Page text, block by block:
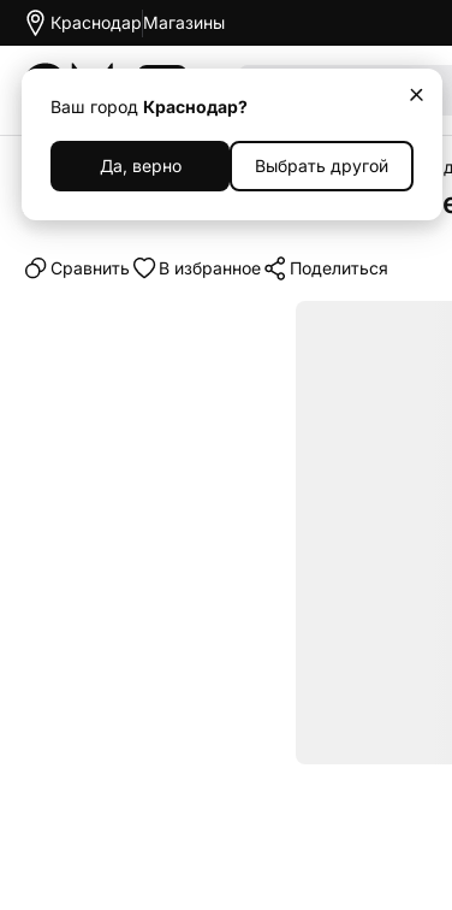
Краснодар
Ваш город Краснодар?
Да, верно Выбрать другой
Магазины
Каталог Аксессуары Чехлы Чехлы
Клип-кейс (накладка)
Cравнить В избранное Поделиться